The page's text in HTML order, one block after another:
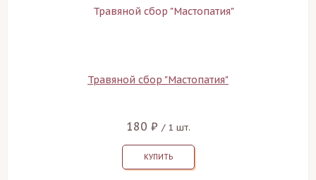
Травяной сбор "Мастопатия"
180 ₽ / 1 шт.
КУПИТЬ